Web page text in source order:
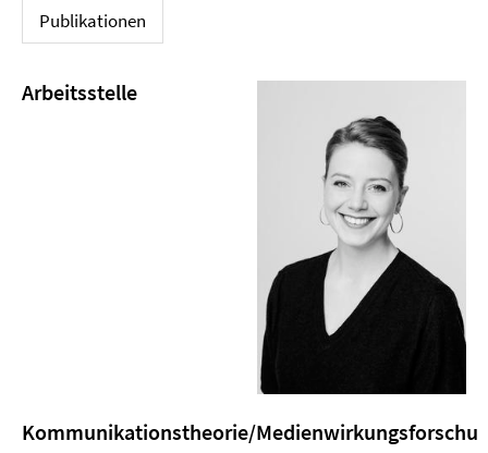
Publikationen
Arbeitsstelle
Kommunikationstheorie/